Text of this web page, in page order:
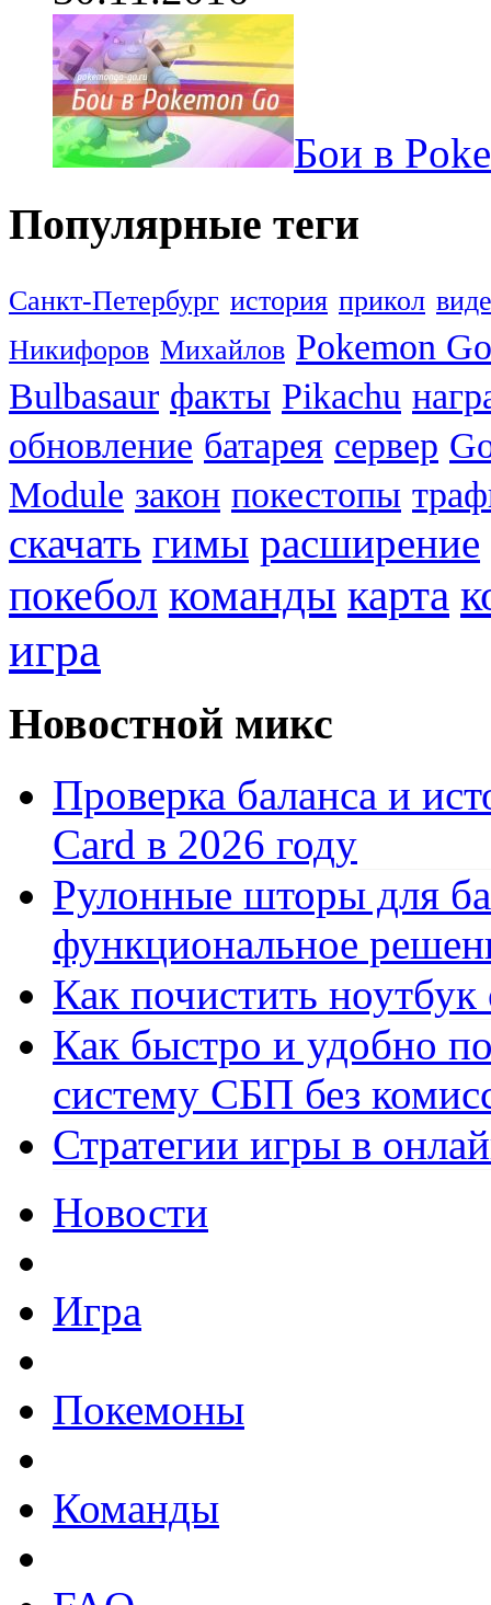
Бои в
Популярные теги
Санкт-Петербург история прикол
Никифоров Михайлов Pokemon Go
Bulbasaur факты Pikachu
обновление батарея сервер
Module закон покестопы
скачать гимы расширение
покебол команды карта
игра
Новостной микс
Проверка баланса и
Card в 2026 году
Рулонные шторы для
функциональное
Как почистить
Как быстро и удобно
систему СБП без
Стратегии игры в
Новости
Игра
Покемоны
Команды